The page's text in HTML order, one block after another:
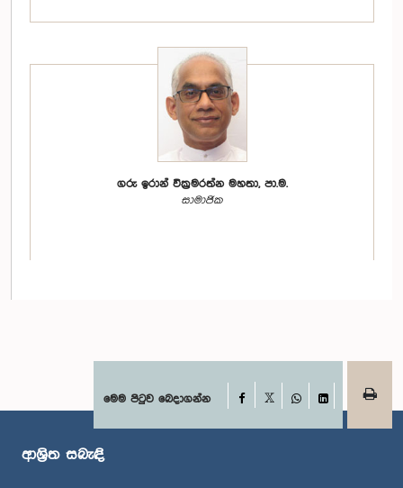
ගරු ඉරාන් වික්‍රමරත්න මහතා, පා.ම.
සාමාජික
මෙම පිටුව බෙදාගන්න Facebook
WhatsApp
LinkedIn
ආශ්‍රිත සබැඳි